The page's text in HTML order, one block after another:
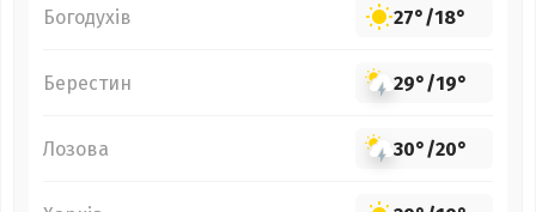
Богодухів 27°/18°
Берестин 29°/19°
Лозова 30°/20°